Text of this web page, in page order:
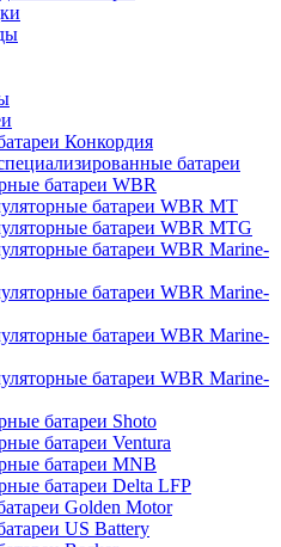
Конкордия
батареи
батареи WBR
батареи WBR MT
батареи WBR MTG
батареи WBR Marine-
батареи WBR Marine-
батареи WBR Marine-
батареи WBR Marine-
батареи Shoto
батареи Ventura
батареи MNB
батареи Delta LFP
Golden Motor
US Battery